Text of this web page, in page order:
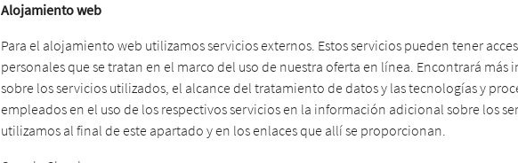
Alojamiento web
Para el alojamiento web utilizamos servicios externos. Estos servicios pueden tener
personales que se tratan en el marco del uso de nuestra oferta en línea. Encontrará más
sobre los servicios utilizados, el alcance del tratamiento de datos y las tecnologías y
empleados en el uso de los respectivos servicios en la información adicional sobre los
utilizamos al final de este apartado y en los enlaces que allí se proporcionan.